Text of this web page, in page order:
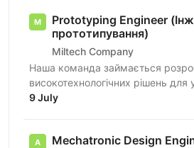
Prototyping Engineer
прототипування)
Miltech Company
Наша команда займається
високотехнологічних рішень
цілей. Ми створюємо повноцінні
9 July
Mechatronic Design